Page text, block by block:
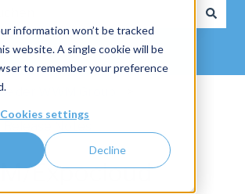
information won’t be tracked
website. A single cookie will be
to remember your preference
Cookies settings
Decline
da das Suchfeld leer ist.
der WWM Group
Expocloud